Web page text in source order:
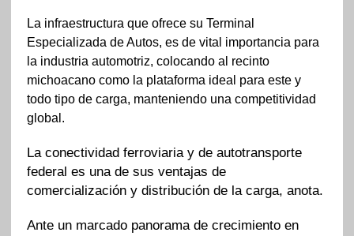
La infraestructura que ofrece su Terminal
Especializada de Autos, es de vital importancia para
la industria automotriz, colocando al recinto
michoacano como la plataforma ideal para este y
todo tipo de carga, manteniendo una competitividad
global.
La conectividad ferroviaria y de autotransporte
federal es una de sus ventajas de
comercialización y distribución de la carga, anota.
Ante un marcado panorama de crecimiento en